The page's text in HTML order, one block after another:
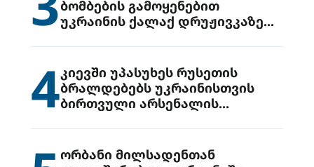
ბომბების გამოყენებით
უკრაინის ქალაქ დრუჟივკაზე
4კიევში უპასუხეს რუსეთის
ბრალდებებს უკრაინისთვის
ბირთვული არსენალის
ორბანი მილსადენთან